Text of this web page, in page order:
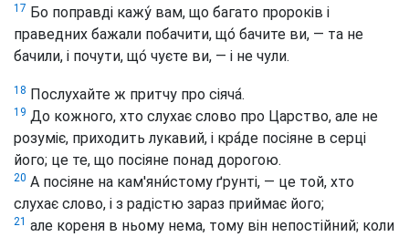
17 Бо поправді кажу́ вам, що багато пророків і
праведних бажали побачити, що́ бачите ви, — та не
бачили, і почути, що́ чуєте ви, — і не чули.
18 Послухайте ж притчу про сіяча́.
19 До кожного, хто слухає слово про Царство, але не
розуміє, приходить лукавий, і кра́де посіяне в серці
його; це те, що посіяне понад дорогою.
20 А посіяне на кам'яни́стому ґрунті, — це той, хто
слухає слово, і з радістю зараз приймає його;
21 але кореня в ньому нема, тому він непостійний; коли